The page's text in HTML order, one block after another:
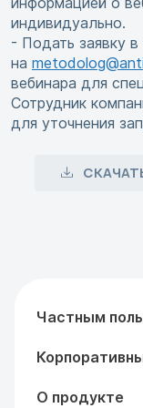
индивидуально.
- Подать заявку
на
вебинара для
Сотрудник
для уточнения
Частным
О продукте